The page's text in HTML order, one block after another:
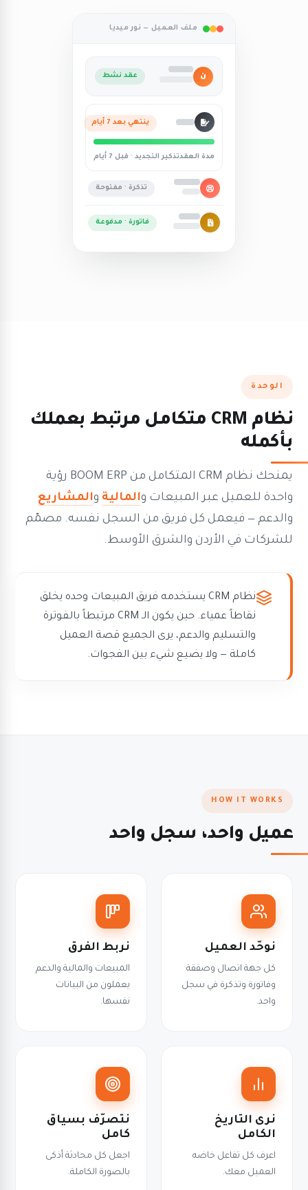
ملف العميل — نور ميديا
ن عقد نشط
ينتهي بعد 7 أيام
مدة العقدتذكير التجديد · قبل 7 أيام
تذكرة · مفتوحة
فاتورة · مدفوعة
الوحدة
نظام CRM متكامل مرتبط بعملك
بأكمله
يمنحك نظام CRM المتكامل من BOOM ERP رؤية
واحدة للعميل عبر المبيعات والمالية والمشاريع
والدعم — فيعمل كل فريق من السجل نفسه. مصمّم
للشركات في الأردن والشرق الأوسط.
نظام CRM يستخدمه فريق المبيعات وحده يخلق
نقاطاً عمياء. حين يكون الـ CRM مرتبطاً بالفوترة
والتسليم والدعم، يرى الجميع قصة العميل
كاملة — ولا يضيع شيء بين الفجوات.
HOW IT WORKS
عميل واحد، سجل واحد
نوحّد العميل
كل جهة اتصال وصفقة
وفاتورة وتذكرة في سجل
واحد.
نربط الفرق
المبيعات والمالية والدعم
يعملون من البيانات
نفسها.
نرى التاريخ
الكامل
اعرف كل تفاعل خاضه
العميل معك.
نتصرّف بسياق
كامل
اجعل كل محادثة أذكى
بالصورة الكاملة.